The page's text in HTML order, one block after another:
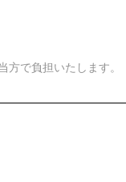
で負担いたします。